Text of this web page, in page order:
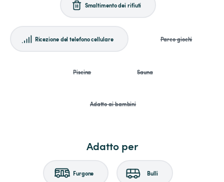
Smaltimento dei rifiuti
Ricezione del telefono cellulare Parco giochi
Piscina Sauna
Adatto ai bambini
Adatto per
Furgone Bulli